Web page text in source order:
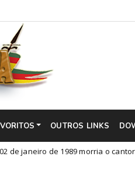
OUTROS LINKS
de 1989 morria o cantor